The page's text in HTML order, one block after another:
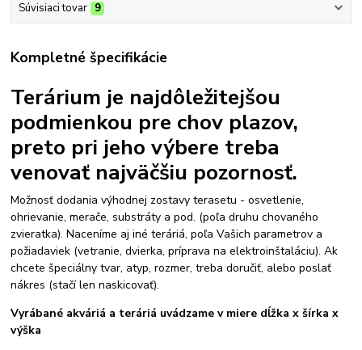
Súvisiaci tovar 9
Kompletné špecifikácie
Terárium je najdôležitejšou
podmienkou pre chov plazov,
preto pri jeho výbere treba
venovať najväčšiu pozornosť.
Možnosť dodania výhodnej zostavy terasetu - osvetlenie,
ohrievanie, merače, substráty a pod. (poľa druhu chovaného
zvieratka). Naceníme aj iné teráriá, poľa Vašich parametrov a
požiadaviek (vetranie, dvierka, príprava na elektroinštaláciu). Ak
chcete špeciálny tvar, atyp, rozmer, treba doručiť, alebo poslať
nákres (stačí len naskicovať).
Vyrábané akváriá a teráriá uvádzame v miere dĺžka x šírka x
výška